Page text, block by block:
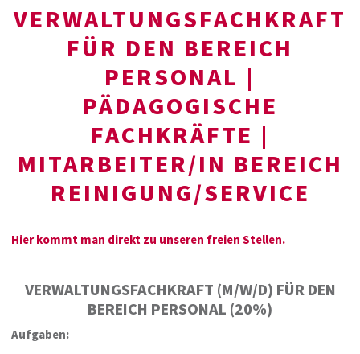
VERWALTUNGSFACHKRAFT
FÜR DEN BEREICH
PERSONAL |
PÄDAGOGISCHE
FACHKRÄFTE |
MITARBEITER/IN BEREICH
REINIGUNG/SERVICE
Hierkommt man direkt zu unseren freien Stellen.
VERWALTUNGSFACHKRAFT (M/W/D) FÜR DEN
BEREICH PERSONAL (20%)
Aufgaben: